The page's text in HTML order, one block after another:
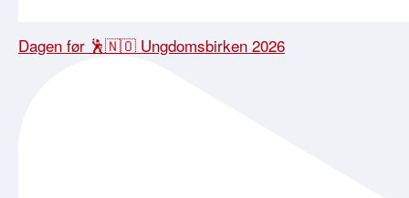
Dagen før 🕺🇳🇴 Ungdomsbirken 2026